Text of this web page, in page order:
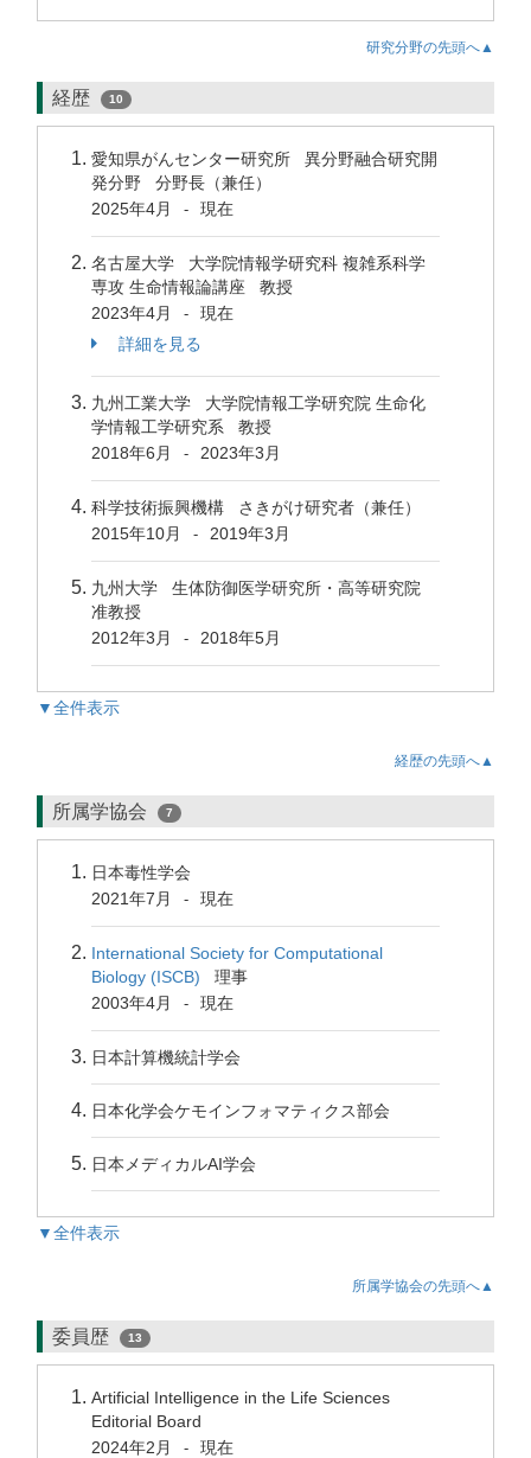
研究分野の先頭へ▲
経歴 10
愛知県がんセンター研究所 異分野融合研究開
発分野 分野長（兼任）
2025年4月
- 現在
名古屋大学 大学院情報学研究科 複雑系科学
専攻 生命情報論講座 教授
2023年4月
-
現在
詳細を見る
九州工業大学 大学院情報工学研究院 生命化
学情報工学研究系 教授
2018年6月
- 2023年3月
科学技術振興機構 さきがけ研究者（兼任）
2015年10月
- 2019年3月
九州大学 生体防御医学研究所・高等研究院
准教授
2012年3月
- 2018年5月
▼全件表示
経歴の先頭へ▲
所属学協会 7
日本毒性学会
2021年7月
- 現在
International Society for Computational
Biology (ISCB) 理事
2003年4月
- 現在
日本計算機統計学会
日本化学会ケモインフォマティクス部会
日本メディカルAI学会
▼全件表示
所属学協会の先頭へ▲
委員歴 13
Artificial Intelligence in the Life Sciences
Editorial Board
2024年2月
-
現在